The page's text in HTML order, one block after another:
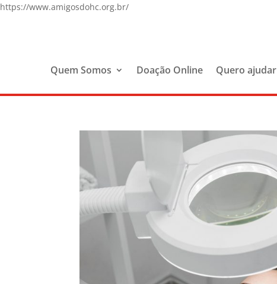
https://www.amigosdohc.org.br/
Quem Somos Doação Online Quero ajudar